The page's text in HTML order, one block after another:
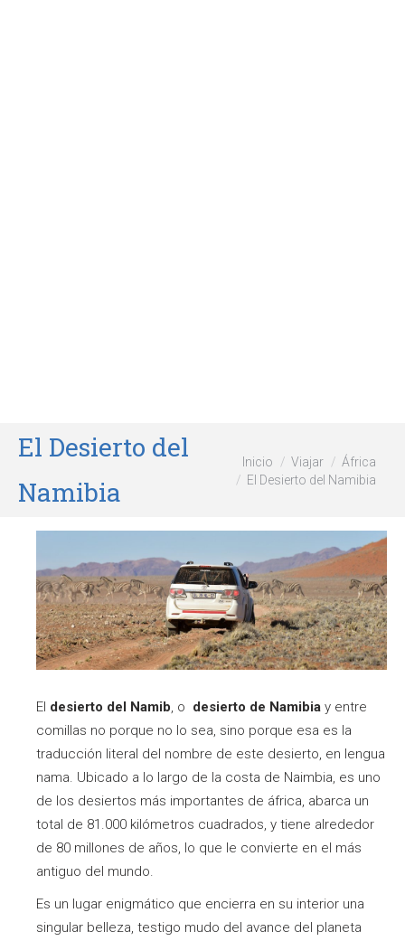
El Desierto del
Namibia
Estás aquí:
Inicio Viajar
África
El Desierto del Namibia
El desierto del Namib, o desierto de Namibia y entre
comillas no porque no lo sea, sino porque esa es la
traducción literal del nombre de este desierto, en lengua
nama. Ubicado a lo largo de la costa de Naimbia, es uno
de los desiertos más importantes de áfrica, abarca un
total de 81.000 kilómetros cuadrados, y tiene alrededor
de 80 millones de años, lo que le convierte en el más
antiguo del mundo.
Es un lugar enigmático que encierra en su interior una
singular belleza, testigo mudo del avance del planeta